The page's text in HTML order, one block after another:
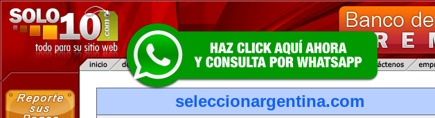
seleccionargentina.com